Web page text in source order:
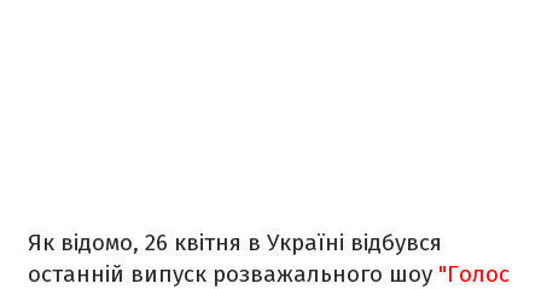
Як відомо, 26 квітня в Україні відбувся
останній випуск розважального шоу "Голос